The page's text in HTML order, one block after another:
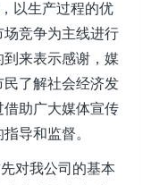
以生产过程的优
竞争为主线进行
来表示感谢，媒
了解社会经济发
借助广大媒体宣传
导和监督。
对我公司的基本